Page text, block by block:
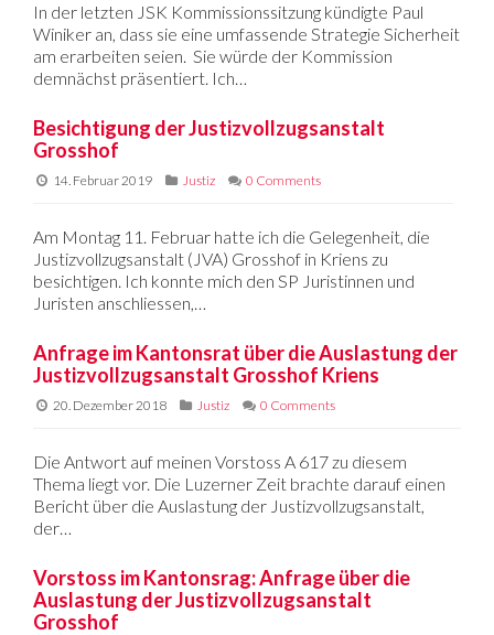
In der letzten JSK Kommissionssitzung kündigte Paul
Winiker an, dass sie eine umfassende Strategie Sicherheit
am erarbeiten seien. Sie würde der Kommission
demnächst präsentiert. Ich…
Besichtigung der Justizvollzugsanstalt
Grosshof
14. Februar 2019 Justiz 0 Comments
Am Montag 11. Februar hatte ich die Gelegenheit, die
Justizvollzugsanstalt (JVA) Grosshof in Kriens zu
besichtigen. Ich konnte mich den SP Juristinnen und
Juristen anschliessen,…
Anfrage im Kantonsrat über die Auslastung der
Justizvollzugsanstalt Grosshof Kriens
20. Dezember 2018 Justiz 0 Comments
Die Antwort auf meinen Vorstoss A 617 zu diesem
Thema liegt vor. Die Luzerner Zeit brachte darauf einen
Bericht über die Auslastung der Justizvollzugsanstalt,
der…
Vorstoss im Kantonsrag: Anfrage über die
Auslastung der Justizvollzugsanstalt
Grosshof